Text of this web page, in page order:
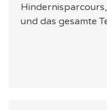
und das gesamte